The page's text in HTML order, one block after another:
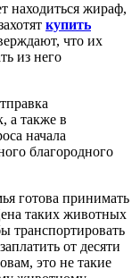
находиться жираф,
купить
что их
из него
а также в
начала
благородного
готова принимать
таких животных
транспортировать
от десяти
это не такие